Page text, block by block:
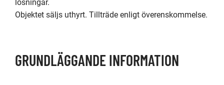
lösningar.
Objektet säljs uthyrt. Tillträde enligt överenskommelse.
GRUNDLÄGGANDE INFORMATION